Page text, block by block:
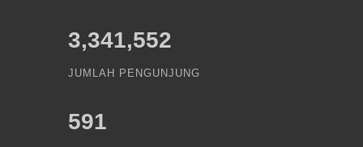
3,341,552
JUMLAH PENGUNJUNG
591